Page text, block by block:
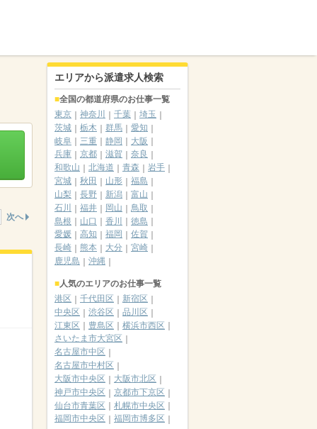
次へ
エリアから派遣求人検索
全国の都道府県のお仕事一覧
東京
神奈川 千葉
埼玉
茨城
栃木 群馬
愛知
岐阜
三重 静岡
大阪
兵庫
京都 滋賀
奈良
和歌山
北海道 青森
岩手
宮城
秋田 山形
福島
山梨
長野 新潟
富山
石川
福井 岡山
鳥取
島根
山口 香川
徳島
愛媛
高知 福岡
佐賀
長崎
熊本 大分
宮崎
鹿児島
沖縄
人気のエリアのお仕事一覧
港区
千代田区
新宿区
中央区
渋谷区
品川区
江東区
豊島区
横浜市西区
さいたま市大宮区
名古屋市中区
名古屋市中村区
大阪市中央区
大阪市北区
神戸市中央区
京都市下京区
仙台市青葉区
札幌市中央区
福岡市中央区
福岡市博多区